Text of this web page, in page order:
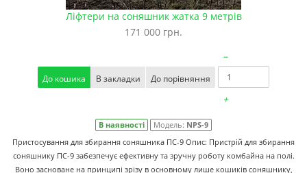
Ліфтери на соняшник жатка 9 метрів
171 000 грн.
До кошика В закладки До порівняння
–
+
В наявності Модель: NPS-9
Пристосування для збирання соняшника ПС-9 Опис: Пристрій для збирання
соняшнику ПС-9 забезпечує ефективну та зручну роботу комбайна на полі.
Воно засноване на принципі зрізу в основному лише кошиків соняшнику,